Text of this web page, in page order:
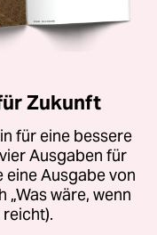
Zukunft
für eine bessere
Ausgaben für
eine Ausgabe von
„Was wäre, wenn